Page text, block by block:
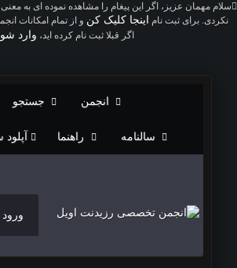
سلام مهمان عزیز، اگر این پیغام را مشاهده نموده ای به
نکردی. برای ثبت نام
اینجا کلیک کن و از تمام امکانات
اگر قبلا ثبت نام کرده اید، وارد
انجمن جستجو
سالنامه راهنما آپلود
ورود